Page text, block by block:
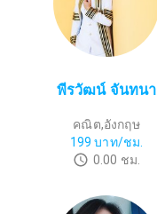
พีรวัฒน์ จันทนา
คณิต,อังกฤษ
199 บาท/ชม.
0.00 ชม.